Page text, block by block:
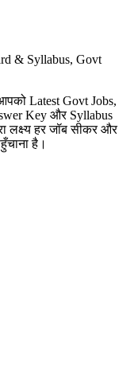
& Syllabus, Govt
Latest Govt Jobs,
Key और Syllabus
लक्ष्य हर जॉब सीकर और
है।